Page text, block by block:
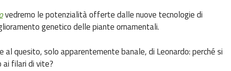
vedremo le potenzialità offerte dalle nuove tecnologie di
genetico delle piante ornamentali.
al quesito, solo apparentemente banale,di Leonardo: perché si
ai filari di vite?